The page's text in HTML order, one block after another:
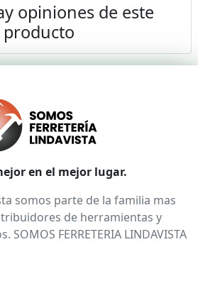
opiniones de este
producto
en el mejor lugar.
somos parte de la familia mas
de herramientas y
FERRETERIA LINDAVISTA